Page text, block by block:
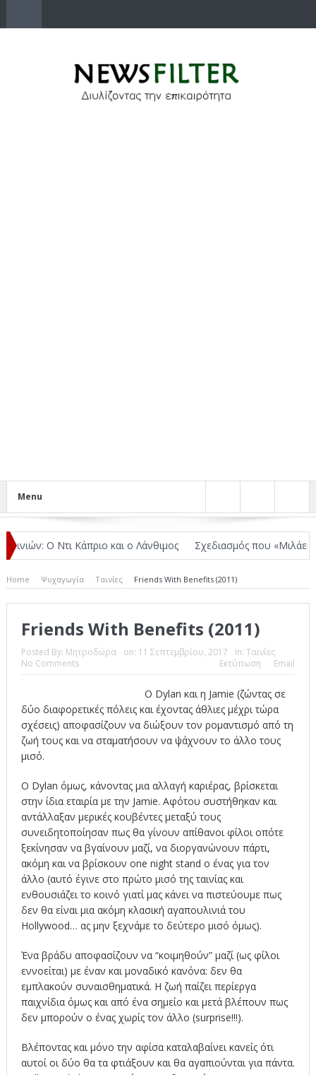
Menu
Ο Ντι Κάπριο και ο Λάνθιμος Σχεδιασμός που «Μιλάει»
Home Ψυχαγωγία Ταινίες Friends With Benefits (2011)
Friends With Benefits (2011)
Posted By: Μητροδώρα on: 11 Σεπτεμβρίου, 2017 In: Ταινίες
No Comments
Εκτύπωση Email
Ο Dylan και η Jamie (ζώντας σε
δύο διαφορετικές πόλεις και έχοντας άθλιες μέχρι τώρα
σχέσεις) αποφασίζουν να διώξουν τον ρομαντισμό από τη
ζωή τους και να σταματήσουν να ψάχνουν το άλλο τους
μισό.
Ο Dylan όμως, κάνοντας μια αλλαγή καριέρας, βρίσκεται
στην ίδια εταιρία με την Jamie. Αφότου συστήθηκαν και
αντάλλαξαν μερικές κουβέντες μεταξύ τους
συνειδητοποίησαν πως θα γίνουν απίθανοι φίλοι οπότε
ξεκίνησαν να βγαίνουν μαζί, να διοργανώνουν πάρτι,
ακόμη και να βρίσκουν one night stand ο ένας για τον
άλλο (αυτό έγινε στο πρώτο μισό της ταινίας και
ενθουσιάζει το κοινό γιατί μας κάνει να πιστεύουμε πως
δεν θα είναι μια ακόμη κλασική αγαπουλινιά του
Hollywood… ας μην ξεχνάμε το δεύτερο μισό όμως).
Ένα βράδυ αποφασίζουν να “κοιμηθούν” μαζί (ως φίλοι
εννοείται) με έναν και μοναδικό κανόνα: δεν θα
εμπλακούν συναισθηματικά. Η ζωή παίζει περίεργα
παιχνίδια όμως και από ένα σημείο και μετά βλέπουν πως
δεν μπορούν ο ένας χωρίς τον άλλο (surprise!!!).
Βλέποντας και μόνο την αφίσα καταλαβαίνει κανείς ότι
αυτοί οι δύο θα τα φτιάξουν και θα αγαπιούνται για πάντα.